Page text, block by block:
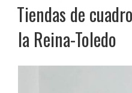
Tiendas de
la Reina-Toledo